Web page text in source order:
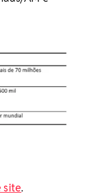
site.